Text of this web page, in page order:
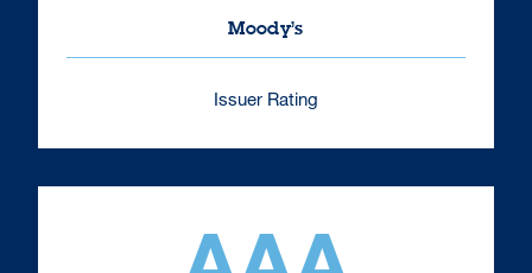
Moody’s
Issuer Rating